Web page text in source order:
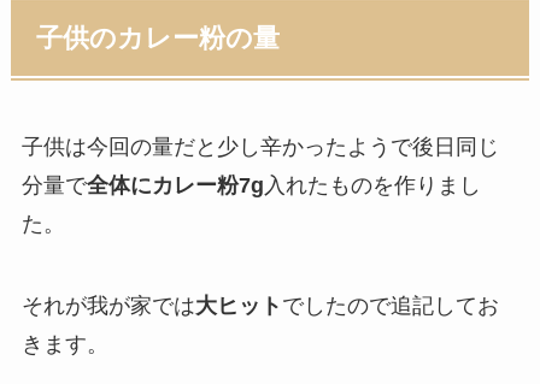
子供のカレー粉の量
子供は今回の量だと少し辛かったようで後日同じ
分量で全体にカレー粉7g 入れたものを作りまし
た。
それが我が家では大ヒット でしたので追記してお
きます。